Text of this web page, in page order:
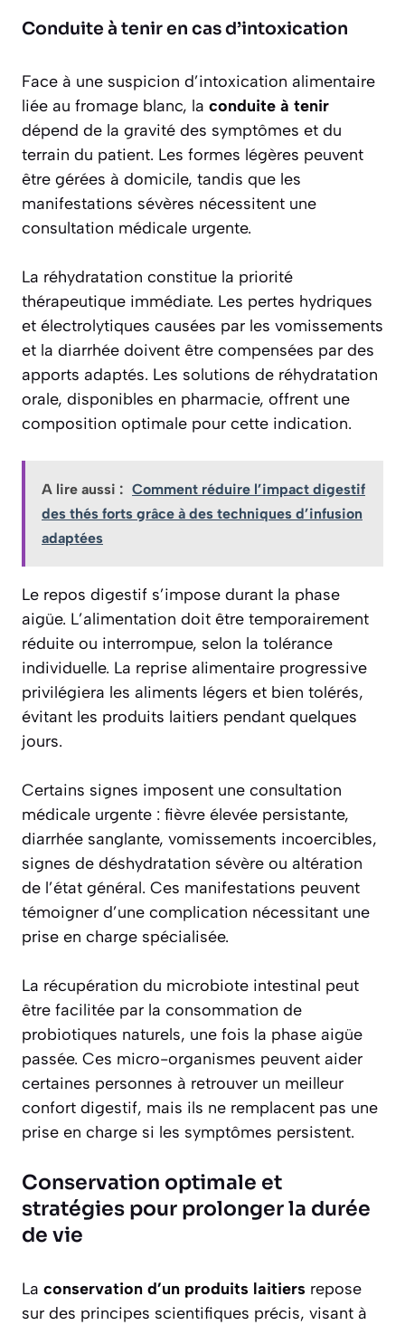
Conduite à tenir en cas d’intoxication
Face à une suspicion d’intoxication alimentaire
liée au fromage blanc, la conduite à tenir
dépend de la gravité des symptômes et du
terrain du patient. Les formes légères peuvent
être gérées à domicile, tandis que les
manifestations sévères nécessitent une
consultation médicale urgente.
La réhydratation constitue la priorité
thérapeutique immédiate. Les pertes hydriques
et électrolytiques causées par les vomissements
et la diarrhée doivent être compensées par des
apports adaptés. Les solutions de réhydratation
orale, disponibles en pharmacie, offrent une
composition optimale pour cette indication.
A lire aussi : Comment réduire l’impact digestif
des thés forts grâce à des techniques d’infusion
adaptées
Le repos digestif s’impose durant la phase
aigüe. L’alimentation doit être temporairement
réduite ou interrompue, selon la tolérance
individuelle. La reprise alimentaire progressive
privilégiera les aliments légers et bien tolérés,
évitant les produits laitiers pendant quelques
jours.
Certains signes imposent une consultation
médicale urgente : fièvre élevée persistante,
diarrhée sanglante, vomissements incoercibles,
signes de déshydratation sévère ou altération
de l’état général. Ces manifestations peuvent
témoigner d’une complication nécessitant une
prise en charge spécialisée.
La récupération du microbiote intestinal peut
être facilitée par la consommation de
probiotiques naturels, une fois la phase aigüe
passée. Ces micro-organismes peuvent aider
certaines personnes à retrouver un meilleur
confort digestif, mais ils ne remplacent pas une
prise en charge si les symptômes persistent.
Conservation optimale et
stratégies pour prolonger la durée
de vie
La conservation d’un produits laitiers repose
sur des principes scientifiques précis, visant à